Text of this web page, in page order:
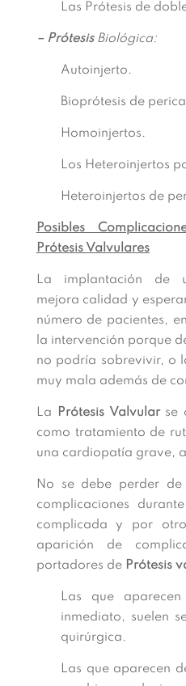
Las Prótesis de
– PrótesisBiológica:
Autoinjerto.
Bioprótesis de
Homoinjertos.
Los Heteroinjertos
Heteroinjertos de
Posibles
Prótesis Valvulares
La implantación de
mejora calidad y
número de pacientes,
la intervención porque
no podría sobrevivir, o
muy mala además de
La Prótesis Valvularse
como tratamiento de
una cardiopatía grave,
No se debe perder
complicaciones
complicada y por
aparición de
portadores dePrótesis
Las que
inmediato, suelen
quirúrgica.
Las que aparecen